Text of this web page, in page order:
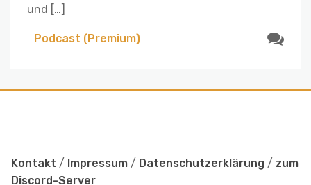
und […]
Podcast (Premium)
Kontakt / Impressum / Datenschutzerklärung / zum
Discord-Server